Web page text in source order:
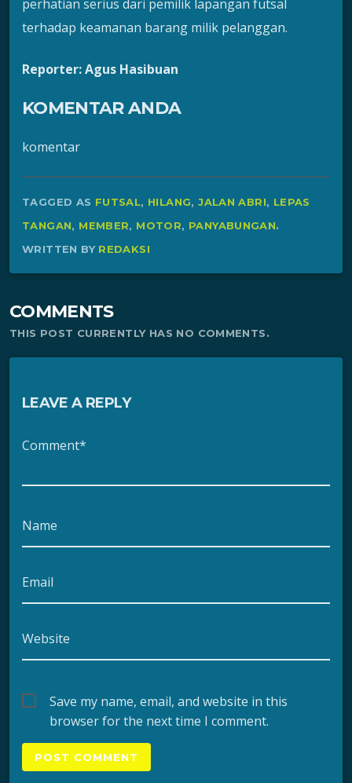
perhatian serius dari pemilik lapangan futsal
terhadap keamanan barang milik pelanggan.
Reporter: Agus Hasibuan
KOMENTAR ANDA
komentar
TAGGED AS FUTSAL, HILANG,JALAN ABRI, LEPAS
TANGAN, MEMBER, MOTOR, PANYABUNGAN.
WRITTEN BY REDAKSI
COMMENTS
THIS POST CURRENTLY HAS NO COMMENTS.
LEAVE A REPLY
Comment*
Name
Email
Website
Save my name, email, and website in this
browser for the next time I comment.